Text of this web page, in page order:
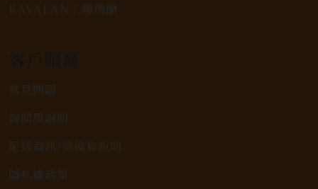
KAVALAN / 噶瑪蘭
常見問題
詢問單說明
配送資訊/退換貨說明
隱私權政策